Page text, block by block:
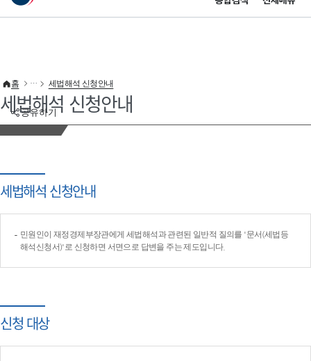
이 누리집은 대한민국 공식 전자정부 누리집입니다.
공유하기
홈 세법해석 신청안내
세법해석 신청안내
세법해석 신청안내
민원인이 재정경제부장관에게 세법해석과 관련된 일반적 질의를 '문서(세법등
해석신청서)'로 신청하면 서면으로 답변을 주는 제도입니다.
신청 대상